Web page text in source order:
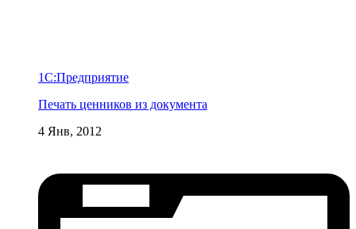
1С:Предприятие
Печать ценников из документа
4 Янв, 2012